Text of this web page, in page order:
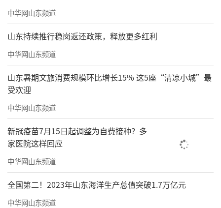
中华网山东频道
山东持续推行稳岗返还政策，释放更多红利
中华网山东频道
山东暑期文旅消费规模环比增长15% 这5座“清凉小城”最
受欢迎
中华网山东频道
新冠疫苗7月15日起调整为自费接种？多
家医院这样回应
中华网山东频道
全国第二！2023年山东海洋生产总值突破1.7万亿元
中华网山东频道